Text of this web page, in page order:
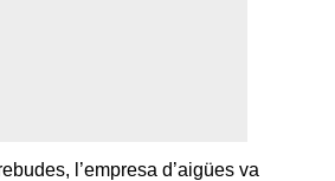
l’empresa d’aigües va